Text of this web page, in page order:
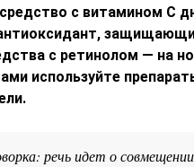
с витамином С
с ретинолом — на
используйте
речь идет о